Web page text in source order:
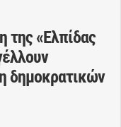
της «Ελπίδας
δημοκρατικών